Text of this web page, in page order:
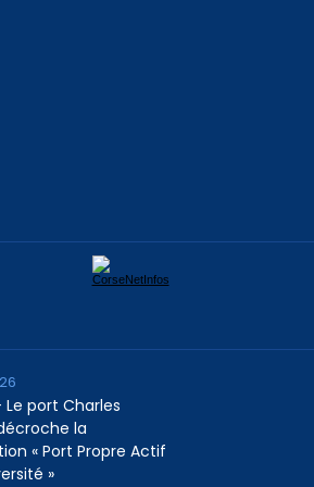
port Charles
la
« Port Propre Actif
»